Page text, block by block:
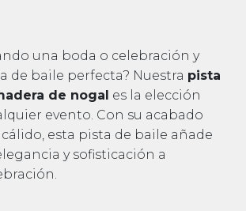
una boda o celebración y
de baile perfecta? Nuestra pista
de nogal es la elección
evento. Con su acabado
cálido, esta pista de baile añade
y sofisticación a